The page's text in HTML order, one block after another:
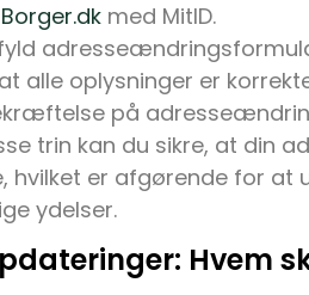
Borger.dkmed MitID.
alle oplysninger er
på
trin kan du sikre, at din
hvilket er afgørende for
ydelser.
Hvem